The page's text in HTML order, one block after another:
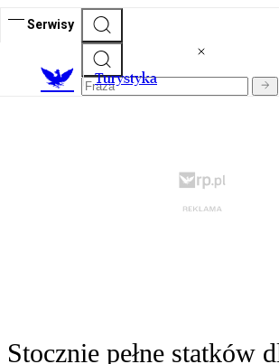
Serwisy
Turystyka
Stocznie pełne statków